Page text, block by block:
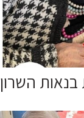
בנאות השרון